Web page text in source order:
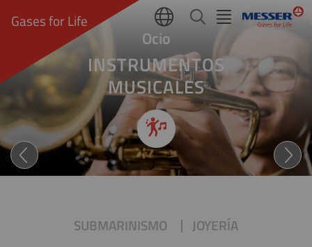
Gases for Life
Ocio
INSTRUMENTOS
MUSICALES
¡Suena bien!
SUBMARINISMO
JOYERÍA